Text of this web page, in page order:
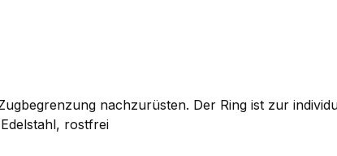
nachzurüsten. Der Ring ist zur
rostfrei